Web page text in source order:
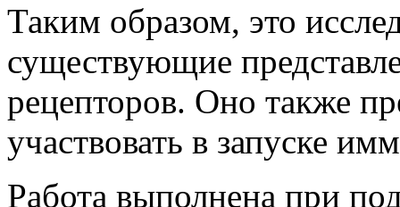
Таким образом, это
существующие
рецепторов. Оно также
участвовать в запуске
Работа выполнена при